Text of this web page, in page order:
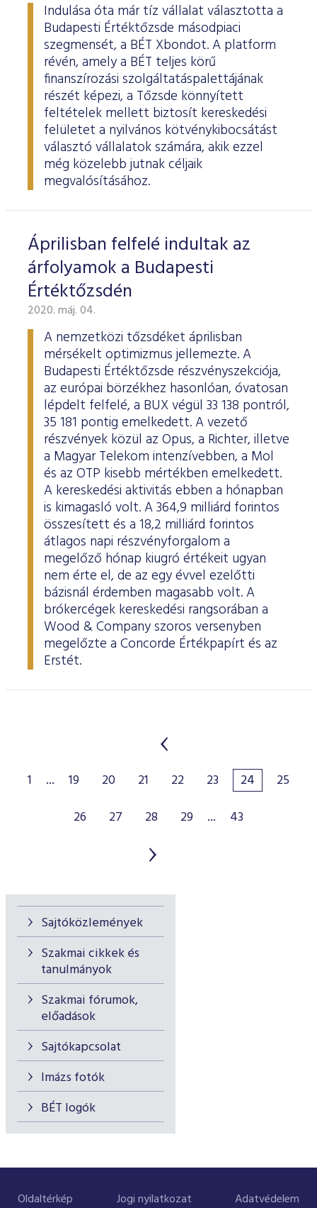
Sajtóközlemények
Szakmai cikkek és
tanulmányok
Szakmai fórumok,
előadások
Sajtókapcsolat
Imázs fotók
BÉT logók
Indulása óta már tíz vállalat választotta a
Budapesti Értéktőzsde másodpiaci
szegmensét, a BÉT Xbondot. A platform
révén, amely a BÉT teljes körű
finanszírozási szolgáltatáspalettájának
részét képezi, a Tőzsde könnyített
feltételek mellett biztosít kereskedési
felületet a nyilvános kötvénykibocsátást
választó vállalatok számára, akik ezzel
még közelebb jutnak céljaik
megvalósításához.
Áprilisban felfelé indultak az
árfolyamok a Budapesti
Értéktőzsdén
2020. máj. 04.
A nemzetközi tőzsdéket áprilisban
mérsékelt optimizmus jellemezte. A
Budapesti Értéktőzsde részvényszekciója,
az európai börzékhez hasonlóan, óvatosan
lépdelt felfelé, a BUX végül 33 138 pontról,
35 181 pontig emelkedett. A vezető
részvények közül az Opus, a Richter, illetve
a Magyar Telekom intenzívebben, a Mol
és az OTP kisebb mértékben emelkedett.
A kereskedési aktivitás ebben a hónapban
is kimagasló volt. A 364,9 milliárd forintos
összesített és a 18,2 milliárd forintos
átlagos napi részvényforgalom a
megelőző hónap kiugró értékeit ugyan
nem érte el, de az egy évvel ezelőtti
bázisnál érdemben magasabb volt. A
brókercégek kereskedési rangsorában a
Wood & Company szoros versenyben
megelőzte a Concorde Értékpapírt és az
Erstét.
1 ... 19 20 21 22 23 24
25
26
27 28 29 ... 43
Oldaltérkép Jogi nyilatkozat Adatvédelem